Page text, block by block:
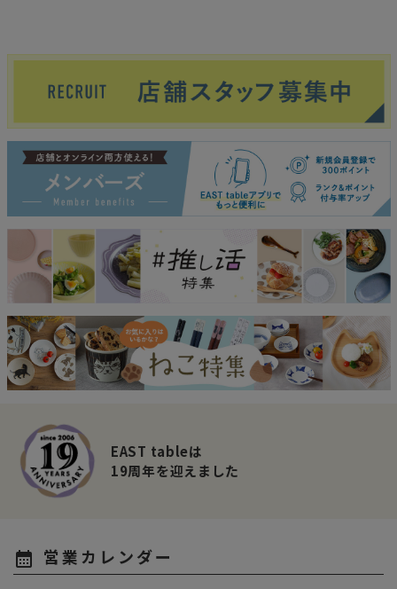
EAST tableは
19周年を迎えました
calendar_month 営業カレンダー